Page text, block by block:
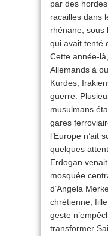
par des
racailles dans
rhénane, sous
qui avait tenté
Cette année-
Allemands à
Kurdes,
guerre.
musulmans
gares
l’Europe n’ait
quelques
Erdogan
mosquée
d’Angela
chrétienne,
geste
transformer